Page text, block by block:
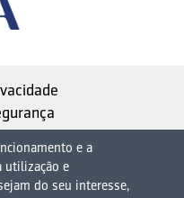
uma empresa do
e a
utilização e
do seu interesse,